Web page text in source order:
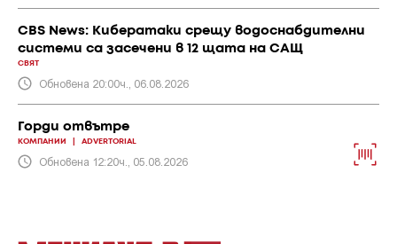
CBS News: Кибератаки срещу водоснабдителни
системи са засечени в 12 щата на САЩ
СВЯТ
Обновена 20:00ч., 06.08.2026
Горди отвътре
КОМПАНИИ ADVERTORIAL
Обновена 12:20ч., 05.08.2026